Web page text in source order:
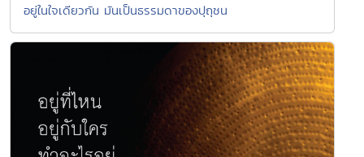
อยู่ในใจเดียวกัน มันเป็นธรรมดาของปุถุชน